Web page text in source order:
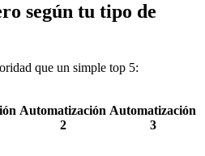
según tu tipo de
que un simple top 5:
Automatización
2
Automatización
3